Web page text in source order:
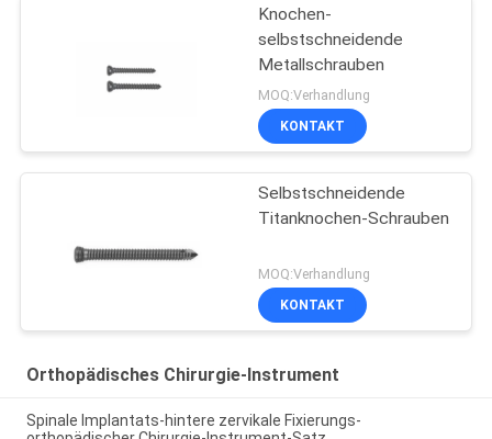
Knochen-
selbstschneidende
Metallschrauben
MOQ:Verhandlung
KONTAKT
Selbstschneidende
Titanknochen-Schrauben
MOQ:Verhandlung
KONTAKT
Orthopädisches Chirurgie-Instrument
Spinale Implantats-hintere zervikale Fixierungs-